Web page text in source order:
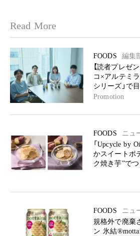
Read More
FOODS
編集
【読者プレゼ
コ×アルテミ
シリーズ」で
Promotion
FOODS
ニュ
「Upcycle by
かスイートポ
ク焼き芋”で
FOODS
ニュ
規格外で廃棄
ン 氷結